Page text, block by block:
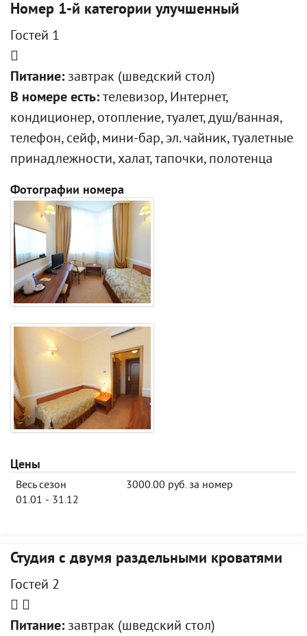
Номер 1-й категории улучшенный
Гостей 1
Питание: завтрак (шведский стол)
В номере есть: телевизор, Интернет,
кондиционер, отопление, туалет, душ/ванная,
телефон, сейф, мини-бар, эл. чайник, туалетные
принадлежности, халат, тапочки, полотенца
Фотографии номера
Цены
Весь сезон
01.01 - 31.12
3000.00 руб. за номер
Студия с двумя раздельными кроватями
Гостей 2
Питание: завтрак (шведский стол)